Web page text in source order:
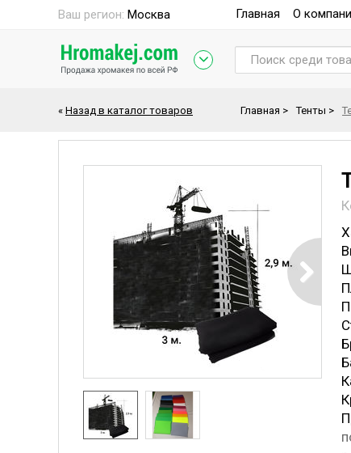
Ваш регион: Москва Главная О
« Назад в каталог товаров Главная > Тенты >